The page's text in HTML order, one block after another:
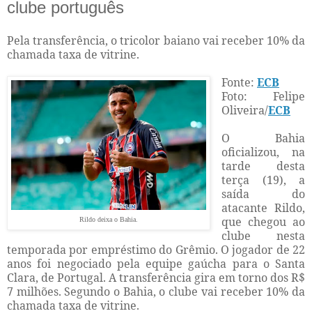
clube português
Pela transferência, o tricolor baiano vai receber 10% da
chamada taxa de vitrine.
Rildo deixa o Bahia.
Fonte: ECB
Foto: Felipe
Oliveira/ECB
O Bahia
oficializou, na
tarde desta
terça (19), a
saída do
atacante Rildo,
que chegou ao
clube nesta
temporada por empréstimo do Grêmio. O jogador de 22
anos foi negociado pela equipe gaúcha para o Santa
Clara, de Portugal. A transferência gira em torno dos R$
7 milhões. Segundo o Bahia, o clube vai receber 10% da
chamada taxa de vitrine.